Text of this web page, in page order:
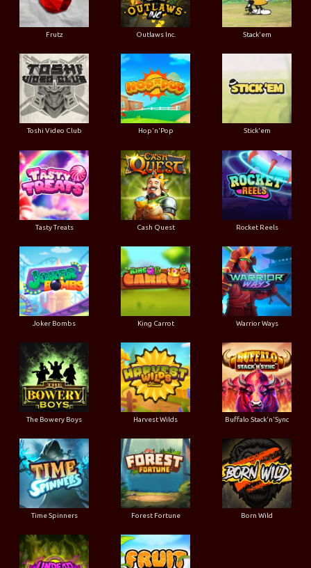
Frutz Outlaws Inc. Stack'em
Toshi Video Club Hop'n'Pop Stick'em
Tasty Treats Cash Quest Rocket Reels
Joker Bombs King Carrot Warrior Ways
The Bowery Boys Harvest Wilds Buffalo Stack'n'Sync
Time Spinners Forest Fortune Born Wild